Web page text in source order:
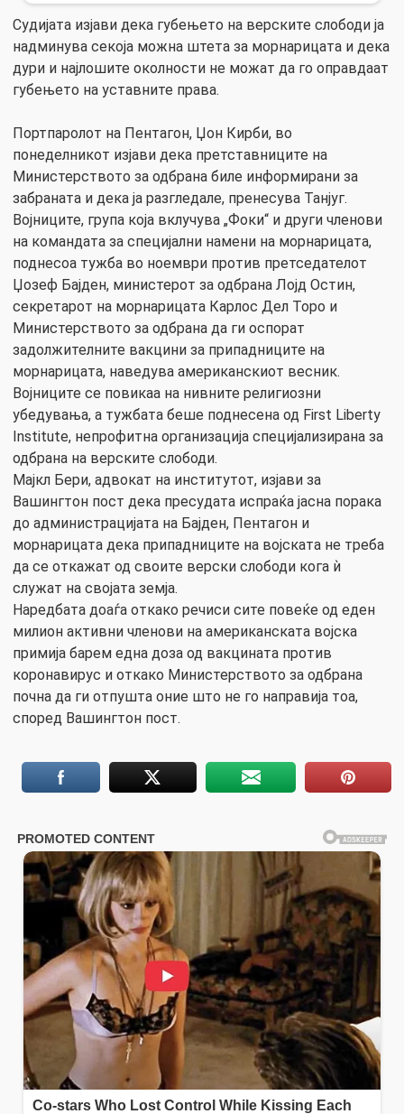
Судијата изјави дека губењето на верските слободи ја
надминува секоја можна штета за морнарицата и дека
дури и најлошите околности не можат да го оправдаат
губењето на уставните права.
Портпаролот на Пентагон, Џон Кирби, во
понеделникот изјави дека претставниците на
Министерството за одбрана биле информирани за
забраната и дека ја разгледале, пренесува Танјуг.
Војниците, група која вклучува „Фоки“ и други членови
на командата за специјални намени на морнарицата,
поднесоа тужба во ноември против претседателот
Џозеф Бајден, министерот за одбрана Лојд Остин,
секретарот на морнарицата Карлос Дел Торо и
Министерството за одбрана да ги оспорат
задолжителните вакцини за припадниците на
морнарицата, наведува американскиот весник.
Војниците се повикаа на нивните религиозни
убедувања, а тужбата беше поднесена од First Liberty
Institute, непрофитна организација специјализирана за
одбрана на верските слободи.
Мајкл Бери, адвокат на институтот, изјави за
Вашингтон пост дека пресудата испраќа јасна порака
до администрацијата на Бајден, Пентагон и
морнарицата дека припадниците на војската не треба
да се откажат од своите верски слободи кога ѝ
служат на својата земја.
Наредбата доаѓа откако речиси сите повеќе од еден
милион активни членови на американската војска
примија барем една доза од вакцината против
коронавирус и откако Министерството за одбрана
почна да ги отпушта оние што не го направија тоа,
според Вашингтон пост.